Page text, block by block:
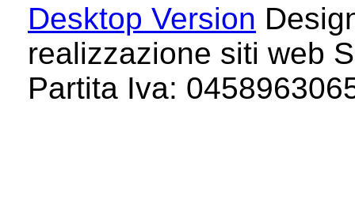
Desktop Version
realizzazione siti web
Partita Iva: